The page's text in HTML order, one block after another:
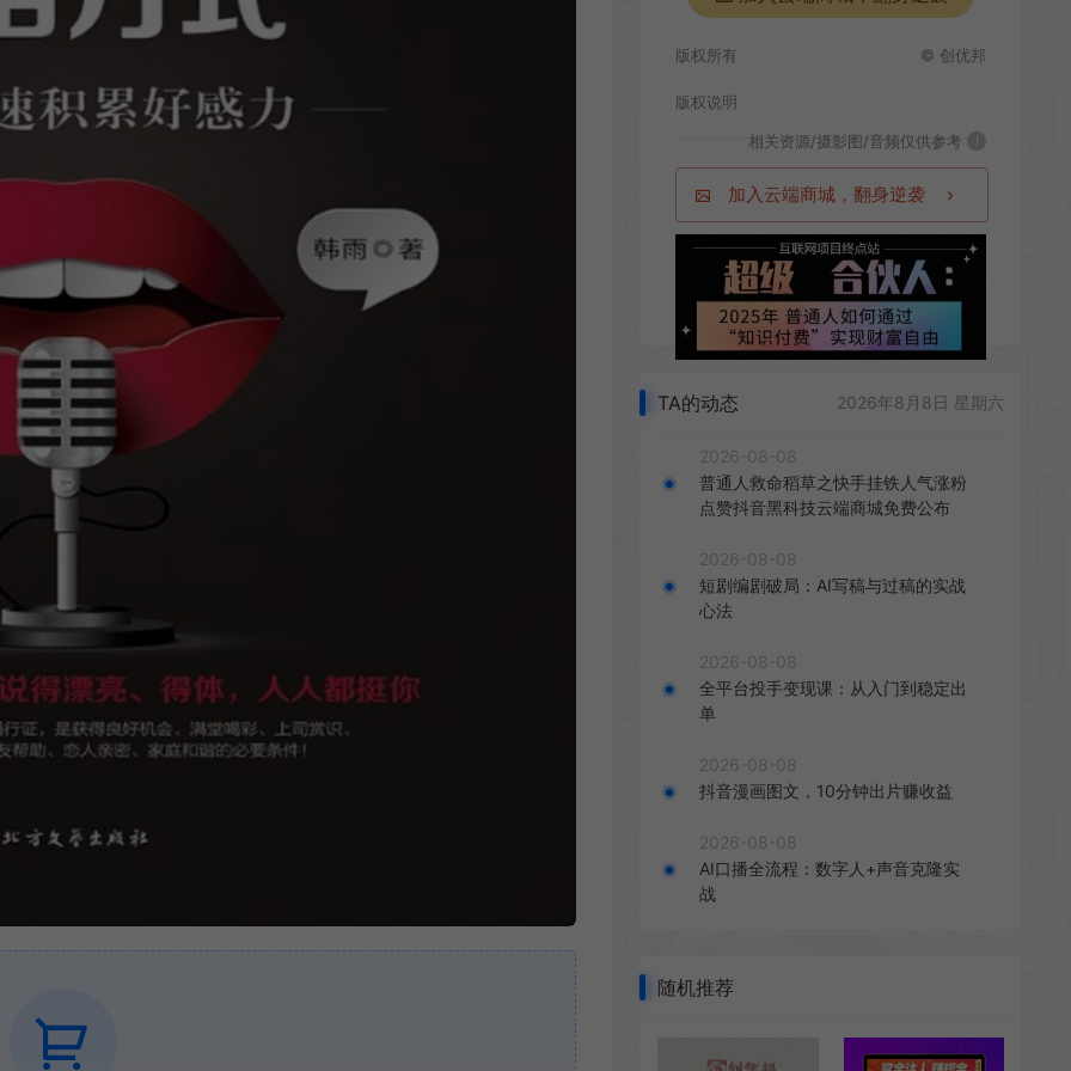
版权所有 © 创优邦
版权说明
相关资源/摄影图/音频仅供参考 i
加入云端商城，翻身逆袭
TA的动态 2026年8月8日 星期六
2026-08-08
普通人救命稻草之快手挂铁人气涨粉
点赞抖音黑科技云端商城免费公布
2026-08-08
短剧编剧破局：AI写稿与过稿的实战
心法
2026-08-08
全平台投手变现课：从入门到稳定出
单
2026-08-08
抖音漫画图文，10分钟出片赚收益
2026-08-08
AI口播全流程：数字人+声音克隆实
战
随机推荐